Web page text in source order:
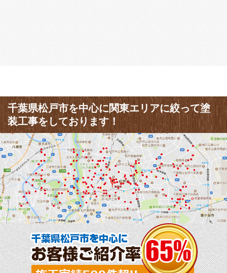
千葉県松戸市を中心に関東エリアに絞って塗
装工事をしております！